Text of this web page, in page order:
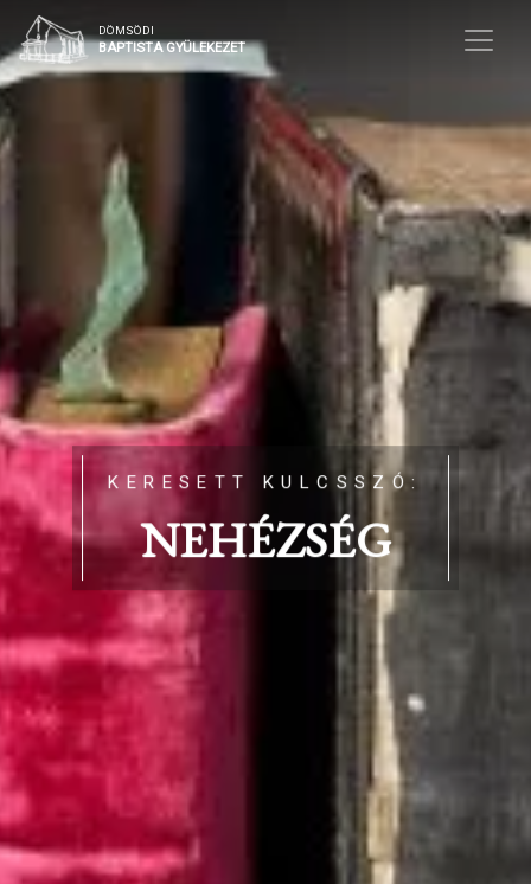
DÖMSÖDI
BAPTISTA GYÜLEKEZET
KERESETT KULCSSZÓ:
NEHÉZSÉG